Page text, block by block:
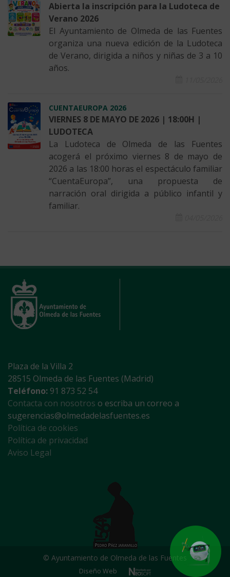
Abierta la inscripción para la Ludoteca de
Verano 2026
El Ayuntamiento de Olmeda de las Fuentes
organiza una nueva edición de la Ludoteca
de Verano, dirigida a niños y niñas de 3 a 10
años.
CUENTAEUROPA 2026
VIERNES 8 DE MAYO DE 2026 | 18:00H |
LUDOTECA
La Ludoteca de Olmeda de las Fuentes
acogerá el próximo viernes 8 de mayo de
2026 a las 18:00 horas el espectáculo familiar
“CuentaEuropa”, una propuesta de
narración oral dirigida a público infantil y
familiar.
Plaza de la Villa 2
28515 Olmeda de las Fuentes (Madrid)
Teléfono: 91 873 52 54
Contacta con nosotros o escriba un correo a
sugerencias@olmedadelasfuentes.es
Política de cookies
Política de privacidad
Aviso Legal
© Ayuntamiento de Olmeda de las Fuentes
Diseño Web